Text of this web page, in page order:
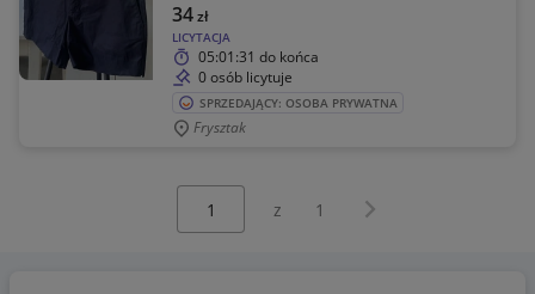
LICYTACJA
34zł
05:01:31 do końca
0 osób licytuje
SPRZEDAJĄCY: OSOBA PRYWATNA
Frysztak
z 1 Następna strona